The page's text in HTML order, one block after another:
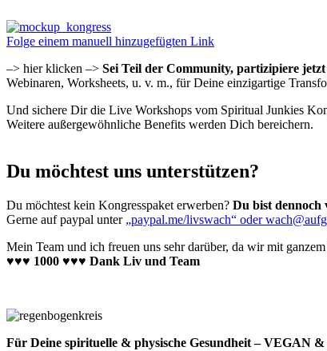
Folge einem manuell hinzugefügten Link
–> hier klicken –> Sei Teil der Community, partizipiere
Webinaren, Worksheets, u. v. m., für Deine einzigartige
Und sichere Dir die Live Workshops vom Spiritual Junkies
Weitere außergewöhnliche Benefits werden Dich bereichern.
Du möchtest uns unterstützen?
Du möchtest kein Kongresspaket erwerben? Du bist dennoch
Gerne auf paypal unter „paypal.me/livswach“ oder
Mein Team und ich freuen uns sehr darüber, da wir mit
♥♥♥ 1000 ♥♥♥ Dank Liv und Team
Für Deine spirituelle & physische Gesundheit – VEGAN